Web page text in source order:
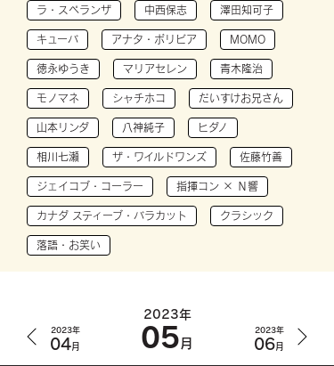
ラ・スペランザ 中西保志 澤田知可子
キューバ アナタ・ボリビア MOMO
徳永ゆうき マリアセレン 青木隆治
モノマネ シャチホコ だいすけお兄さん
山本リンダ 八神純子 ヒダノ
相川七瀬 ザ・ワイルドワンズ 佐藤竹善
ジェイコブ・コーラー 指揮コン × Ｎ響
カナダ スティーブ・バラカット クラシック
落語・お笑い
2023年
04月
2023年
05月
2023年
06月